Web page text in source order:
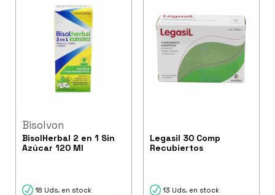
Bisolvon
BisolHerbal 2 en 1 Sin
Azúcar 120 Ml
18 Uds. en stock
Legasil 30 Comp
Recubiertos
13 Uds. en stock